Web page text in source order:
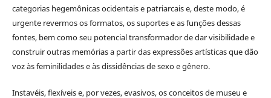
categorias hegemônicas ocidentais e patriarcais e, deste modo, é
urgente revermos os formatos, os suportes e as funções dessas
fontes, bem como seu potencial transformador de dar visibilidade e
construir outras memórias a partir das expressões artísticas que dão
voz às feminilidades e às dissidências de sexo e gênero.
Instavéis, flexíveis e, por vezes, evasivos, os conceitos de museu e